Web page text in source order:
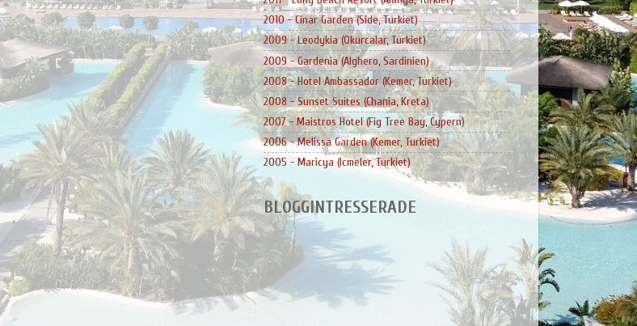
2010 - Cinar Garden (Side, Turkiet)
2009 - Leodykia (Okurcalar, Turkiet)
2009 - Gardenia (Alghero, Sardinien)
2008 - Hotel Ambassador (Kemer, Turkiet)
2008 - Sunset Suites (Chania, Kreta)
2007 - Maistros Hotel (Fig Tree Bay, Cypern)
2006 - Melissa Garden (Kemer, Turkiet)
2005 - Maricya (Icmeler, Turkiet)
BLOGGINTRESSERADE